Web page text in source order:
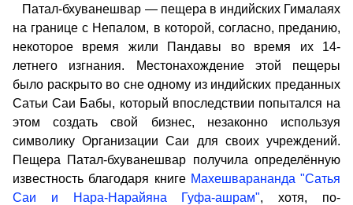
Патал-бхуванешвар — пещера в индийских Гималаях
на границе с Непалом, в которой, согласно, преданию,
некоторое время жили Пандавы во время их 14-
летнего изгнания. Местонахождение этой пещеры
было раскрыто во сне одному из индийских преданных
Сатьи Саи Бабы, который впоследствии попытался на
этом создать свой бизнес, незаконно используя
символику Организации Саи для своих учреждений.
Пещера Патал-бхуванешвар получила определённую
известность благодаря книге Махешварананда "Сатья
Саи и Нара-Нарайяна Гуфа-ашрам", хотя, по-